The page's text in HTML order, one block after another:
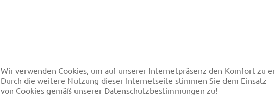
Wir verwenden Cookies, um auf unserer Internetpräsenz den Komfort
Durch die weitere Nutzung dieser Internetseite stimmen Sie dem Einsatz
von Cookies gemäß unserer Datenschutzbestimmungen zu!